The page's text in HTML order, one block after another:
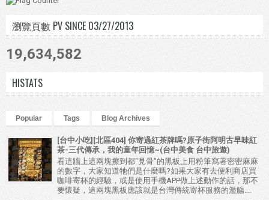
瀏覽頁數 PV SINCE 03/27/2013
19,634,582
HISTATS
Popular Tags Blog Archives
[台中小吃][北區404] 你寄過紅茶牌嗎?原子街阿明古早味紅
茶-三代傳承，我的童年回憶~(台中美食 台中旅遊)
看這牆上這兩塊擦到都"見骨"的黑板上用粉筆寫著密密麻麻
的數字，大家知道牠們是什麼嗎?如果大家有去便利商店買
咖啡寄杯的經驗，或是使用手機APP做上述動作的話，那不
要懷疑，這兩塊黑板應該就是台灣傳統寄杯服務的濫觴....